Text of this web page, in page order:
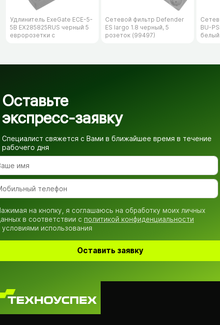
Удлинитель ExeGate ECE-5-
5B EX285825RUS черный 5
евророзетки с
Сетевой фильтр Defender
ES largo 1.8 черный, 5
розеток (99497)
BU-
белый
Оставьте
экспресс-заявку
Специалист свяжется с Вами в ближайшее время в течение
рабочего дня
на кнопку, я соглашаюсь на обработку моих личных
в соответствии с политикой конфиденциальности
условиями использования
Оставить заявку